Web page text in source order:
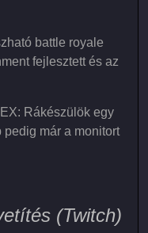
battle royale
fejlesztett és az
Rákészülök egy
pedig már a monitort
(Twitch)